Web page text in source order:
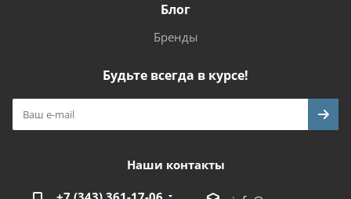
Блог
Бренды
Будьте всегда в курсе!
Наши контакты